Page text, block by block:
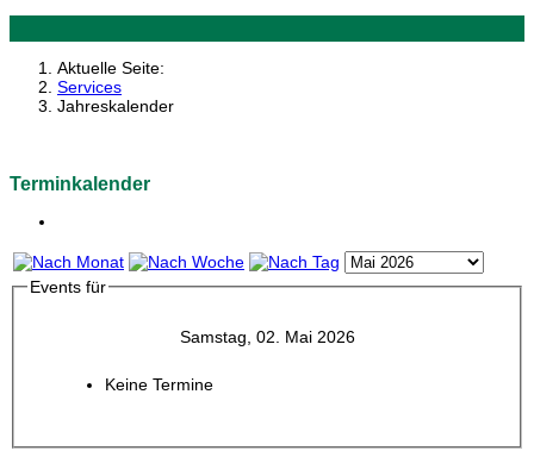
Aktuelle Seite:
Services
Jahreskalender
Terminkalender
Events für
Samstag, 02. Mai 2026
Keine Termine